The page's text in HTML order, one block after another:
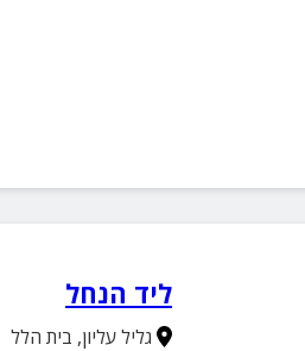
ליד הנחל
גליל עליון, בית הלל